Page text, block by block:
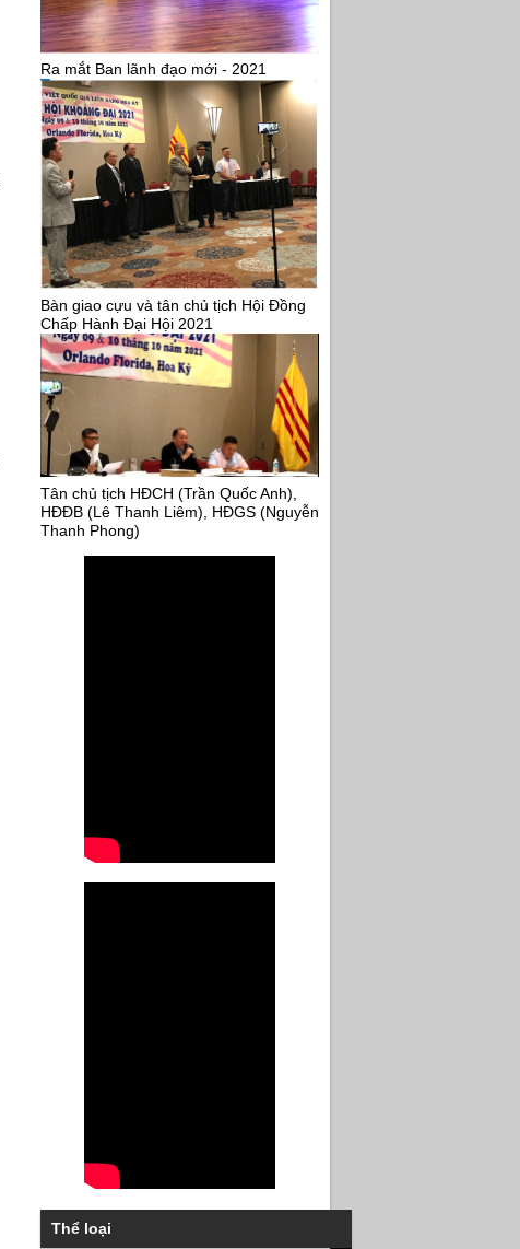
Ra mắt Ban lãnh đạo mới - 2021
Bàn giao cựu và tân chủ tịch Hội Đồng
Chấp Hành Đại Hội 2021
Tân chủ tịch HĐCH (Trần Quốc Anh),
HĐĐB (Lê Thanh Liêm), HĐGS (Nguyễn
Thanh Phong)
Thể loại